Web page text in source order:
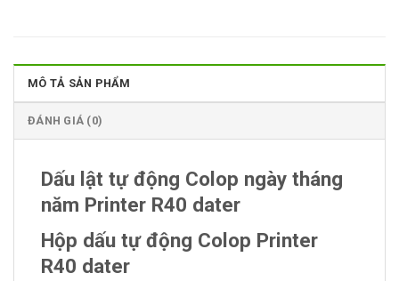
MÔ TẢ SẢN PHẨM
ĐÁNH GIÁ (0)
Dấu lật tự động Colop ngày tháng
năm Printer R40 dater
Hộp dấu tự động Colop Printer
R40 dater